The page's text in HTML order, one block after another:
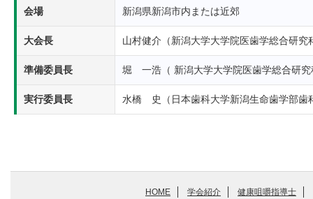
会場 新潟県新潟市内または近郊
大会長 山村健介（新潟大学大学院医歯学総合研究
準備委員長 堀 一浩（ 新潟大学大学院医歯学総合研究
実行委員長 水橋 史（日本歯科大学新潟生命歯学部歯
HOME 学会紹介 健康咀嚼指導士